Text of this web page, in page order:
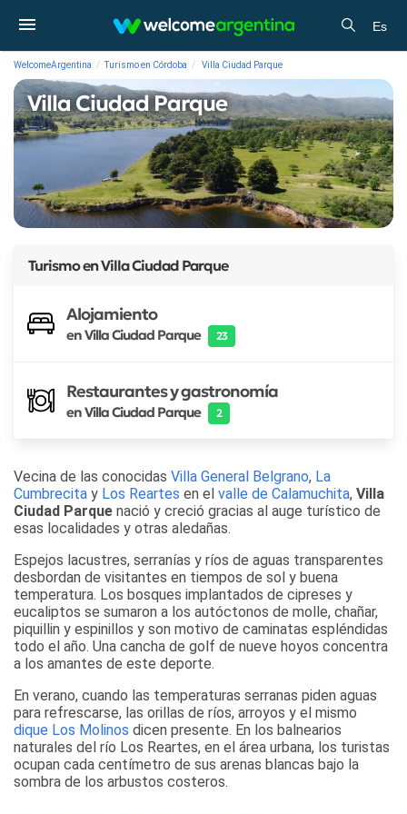
Es
WelcomeArgentina Turismo en Córdoba Villa Ciudad Parque
Villa Ciudad Parque
Turismo enVilla Ciudad Parque
Alojamiento
en Villa Ciudad Parque 23
Restaurantes y gastronomía
en Villa Ciudad Parque 2
Vecina de las conocidas Villa General Belgrano, La
Cumbrecita y Los Reartes en el valle de Calamuchita, Villa
Ciudad Parque nació y creció gracias al auge turístico de
esas localidades y otras aledañas.
Espejos lacustres, serranías y ríos de aguas transparentes
desbordan de visitantes en tiempos de sol y buena
temperatura. Los bosques implantados de cipreses y
eucaliptos se sumaron a los autóctonos de molle, chañar,
piquillin y espinillos y son motivo de caminatas espléndidas
todo el año. Una cancha de golf de nueve hoyos concentra
a los amantes de este deporte.
En verano, cuando las temperaturas serranas piden aguas
para refrescarse, las orillas de ríos, arroyos y el mismo
dique Los Molinos dicen presente. En los balnearios
naturales del río Los Reartes, en el área urbana, los turistas
ocupan cada centímetro de sus arenas blancas bajo la
sombra de los arbustos costeros.